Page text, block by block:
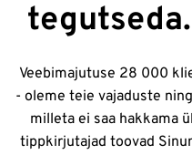
Veebimajutuse 28 000
- oleme teie vajaduste
milleta ei saa hakkama
tippkirjutajad toovad